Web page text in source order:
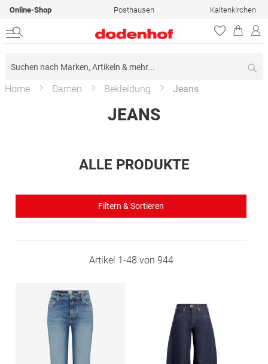
Online-Shop Posthausen Kaltenkirchen
Home Damen Bekleidung Jeans
JEANS
ALLE PRODUKTE
Filtern & Sortieren
Artikel 1-48 von 944